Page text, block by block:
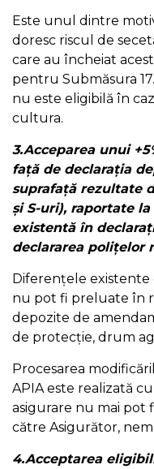
Este unul dintre
doresc riscul de
care au încheiat
pentru Submăsura
nu este eligibilă în
cultura.
3.Acceparea unui
față de declarația
suprafață rezultate
și S-uri), raportate
existentă în
declararea polițelor
Diferențele existente
nu pot fi preluate în
depozite de
de protecție, drum
Procesarea
APIA este realizată
asigurare nu mai pot
către Asigurător,
4.Acceptarea